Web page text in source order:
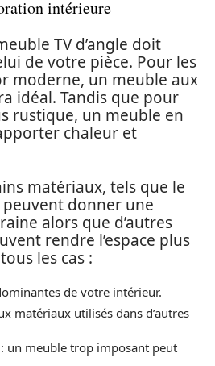
intérieure
TV d’angle doit
de votre pièce. Pour les
moderne, un meuble aux
idéal. Tandis que pour
rustique, un meuble en
chaleur et
matériaux, tels que le
donner une
alors que d’autres
rendre l’espace plus
les cas :
de votre intérieur.
matériaux utilisés dans d’autres
un meuble trop imposant peut